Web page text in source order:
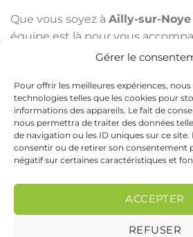
Gérer le
Pour offrir les meilleures expériences,
technologies telles que les cookies pour
informations des appareils. Le fait de
nous permettra de traiter des données
de navigation ou les ID uniques sur ce site.
consentir ou de retirer son consentement
négatif sur certaines caractéristiques et
ACCEPTER
REFUSER
Que vous soyez à Ailly-sur-Noye
équipe est là pour vous
personnalisée. On prend le
borne de recharge qui
utilisation, sans chercher à vous
inutilement trop puissant. Notre
votre installation soit simple,
parfaitement adaptée à votre
Une fois l’installation effectuée,
sont réalisés pour garantir le